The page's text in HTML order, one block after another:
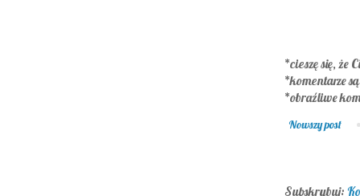
*cieszę się, że
*komentarze
*obraźliwe
Nowszy post
Subskrybuj: